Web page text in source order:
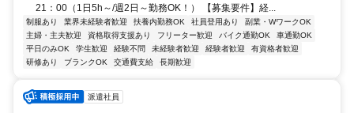
21：00（1日5h～/週2日～勤務OK！） 【募集要件】経...
制服あり 業界未経験者歓迎 扶養内勤務OK 社員登用あり
副業・WワークOK
主婦・主夫歓迎
資格取得支援あり フリーター歓迎 バイク通勤OK
車通勤OK
平日のみOK
学生歓迎 経験不問 未経験者歓迎 経験者歓迎
有資格者歓迎
研修あり
ブランクOK 交通費支給 長期歓迎
派遣社員